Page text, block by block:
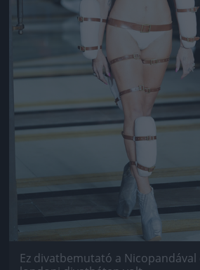
Ez divatbemutató a